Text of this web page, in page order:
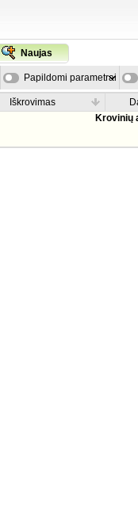
Naujas
Papildomi parametrai
Iškrovimas
Krovinių